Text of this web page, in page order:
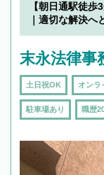
【朝日通駅徒
｜適切な解決へ
末永法律事
土日祝OK オンラ
駐車場あり 職歴